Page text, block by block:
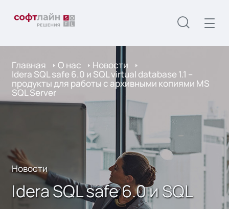
Главная О нас Новости
Idera SQL safe 6.0 и SQL virtual database 1.1 –
продукты для работы с архивными копиями MS
SQL Server
Новости
Idera SQL safe 6.0 и SQL